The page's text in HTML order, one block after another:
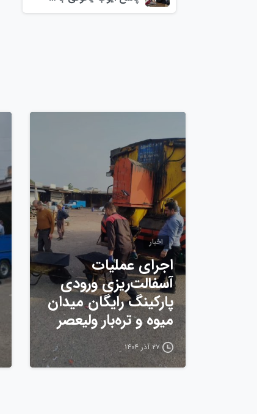
اخبار
اجرای عملیات
آسفالت‌ریزی ورودی
پارکینگ رایگان میدان
میوه و تره‌بار ولیعصر
۲۷ آذر ۱۴۰۴